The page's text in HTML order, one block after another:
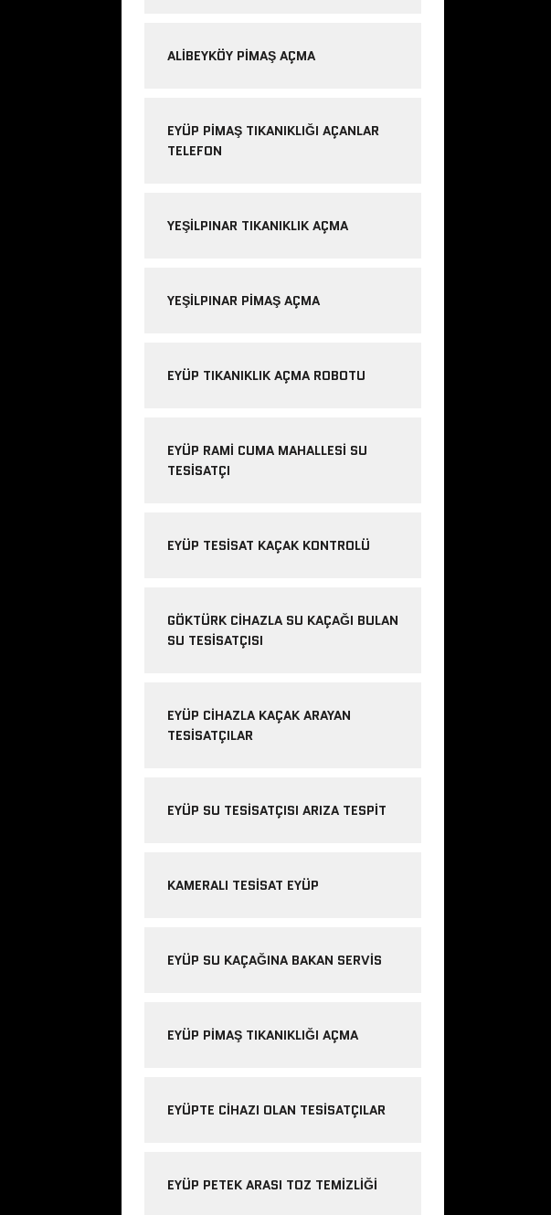
ALIBEYKÖY PIMAŞ AÇMA
EYÜP PIMAŞ TIKANIKLIĞI AÇANLAR
TELEFON
YEŞILPINAR TIKANIKLIK AÇMA
YEŞILPINAR PIMAŞ AÇMA
EYÜP TIKANIKLIK AÇMA ROBOTU
EYÜP RAMI CUMA MAHALLESI SU
TESISATÇI
EYÜP TESISAT KAÇAK KONTROLÜ
GÖKTÜRK CIHAZLA SU KAÇAĞI BULAN
SU TESISATÇISI
EYÜP CIHAZLA KAÇAK ARAYAN
TESISATÇILAR
EYÜP SU TESISATÇISI ARIZA TESPIT
KAMERALI TESISAT EYÜP
EYÜP SU KAÇAĞINA BAKAN SERVIS
EYÜP PIMAŞ TIKANIKLIĞI AÇMA
EYÜPTE CIHAZI OLAN TESISATÇILAR
EYÜP PETEK ARASI TOZ TEMIZLIĞI